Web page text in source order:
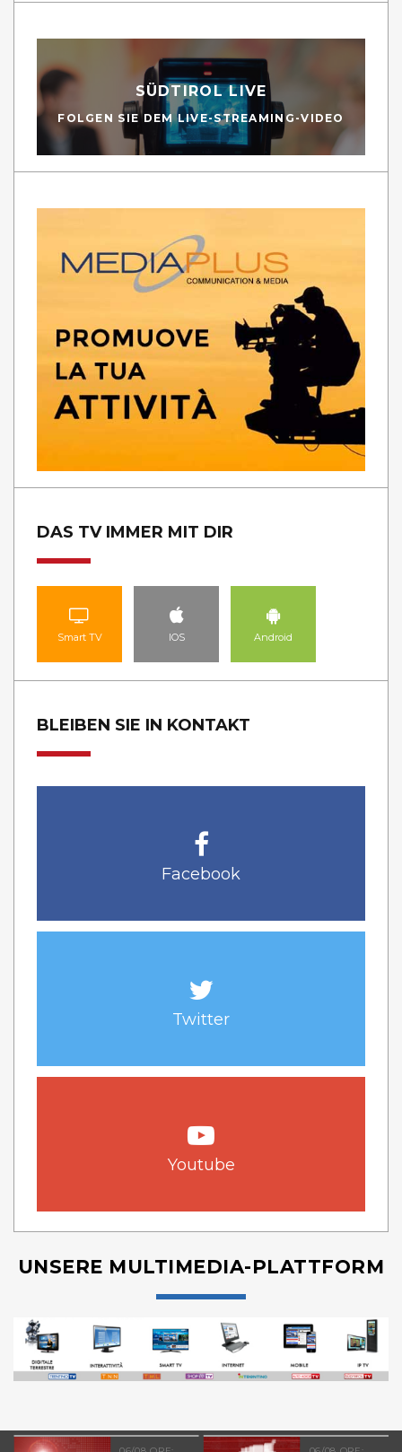
SÜDTIROL LIVE
FOLGEN SIE DEM LIVE-STREAMING-VIDEO
DAS TV IMMER MIT DIR
Smart TV IOS Android
BLEIBEN SIE IN KONTAKT
Facebook
Twitter
Youtube
UNSERE MULTIMEDIA-PLATTFORM